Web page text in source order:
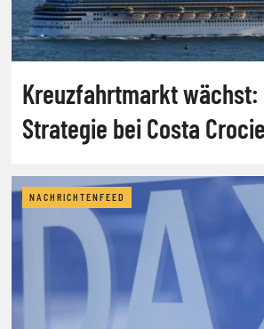
Kreuzfahrtmarkt wächst:
Strategie bei Costa
NACHRICHTENFEED